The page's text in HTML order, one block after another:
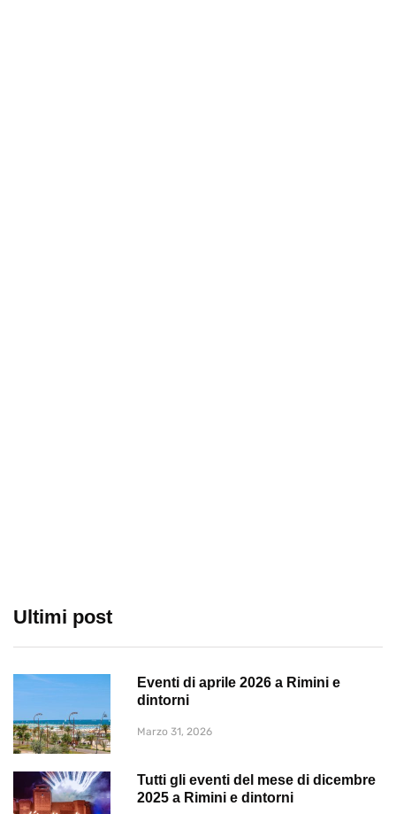
Ultimi post
Eventi di aprile 2026 a Rimini e
dintorni
Marzo 31, 2026
Tutti gli eventi del mese di dicembre
2025 a Rimini e dintorni